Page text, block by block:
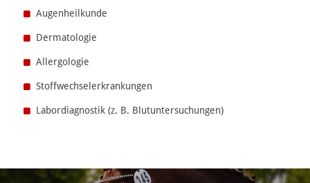
Augenheilkunde
Dermatologie
Allergologie
Stoffwechselerkrankungen
Labordiagnostik (z. B. Blutuntersuchungen)